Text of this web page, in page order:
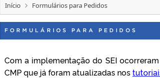
Início Formulários para Pedidos
FORMULÁRIOS PARA PEDIDOS
Com a implementação do SEI
CMP que já foram atualizadas nos